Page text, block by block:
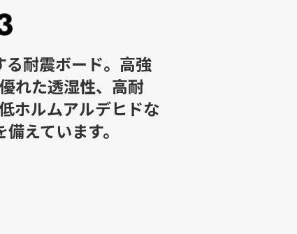
耐震ボード。高強
れた透湿性、高耐
ホルムアルデヒドな
えています。